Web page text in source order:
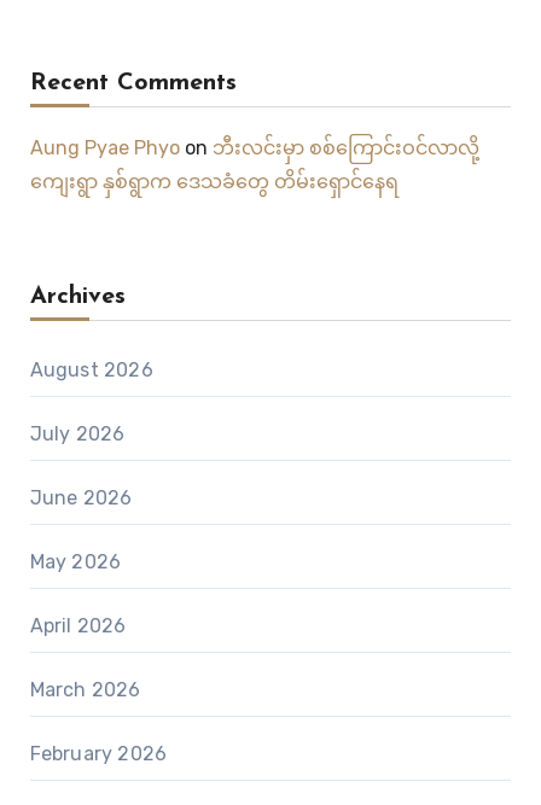
Recent Comments
Aung Pyae Phyoon ဘီးလင်းမှာ စစ်ကြောင်းဝင်လာလို့
ကျေးရွာ နှစ်ရွာက ဒေသခံတွေ တိမ်းရှောင်နေရ
Archives
August 2026
July 2026
June 2026
May 2026
April 2026
March 2026
February 2026